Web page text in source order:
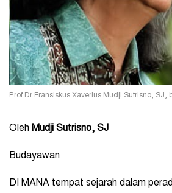
Prof Dr Fransiskus Xaverius Mudji Sutrisno, SJ,
Oleh Mudji Sutrisno, SJ
Budayawan
DI MANA tempat sejarah dalam